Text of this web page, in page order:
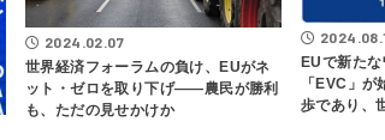
2024.02.07
世界経済フォーラムの負け、EUがネ
ット・ゼロを取り下げ――農民が勝利
も、ただの見せかけか
EUで新た
「EVC」
歩であり、